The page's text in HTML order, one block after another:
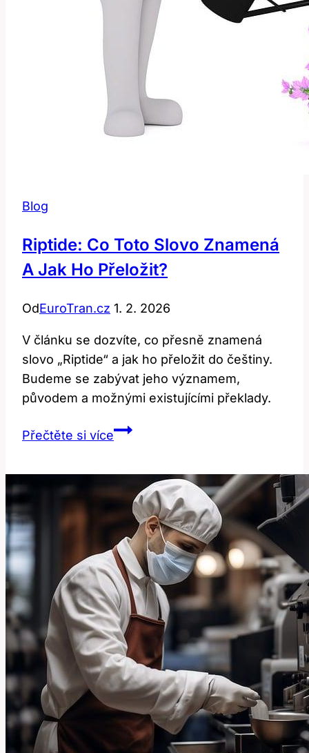
Blog
Riptide: Co Toto Slovo Znamená
A Jak Ho Přeložit?
OdEuroTran.cz 1. 2. 2026
V článku se dozvíte, co přesně znamená
slovo „Riptide“ a jak ho přeložit do češtiny.
Budeme se zabývat jeho významem,
původem a možnými existujícími překlady.
Přečtěte si víceRiptide:
slovo
znamená
a
jak
ho
přeložit?